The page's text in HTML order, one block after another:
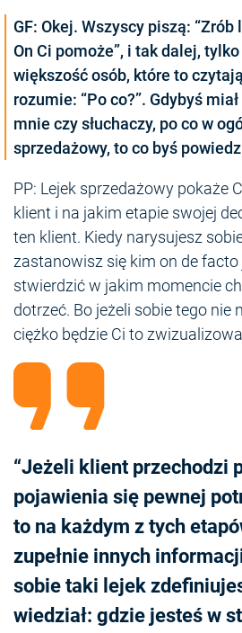
GF: Okej. Wszyscy piszą:
On Ci pomoże”, i tak dalej,
większość osób, które to
rozumie: “Po co?”. Gdybyś
mnie czy słuchaczy, po co w
sprzedażowy, to co byś
PP: Lejek sprzedażowy pokaże
klient i na jakim etapie swojej
ten klient. Kiedy narysujesz
zastanowisz się kim on de
stwierdzić w jakim momencie
dotrzeć. Bo jeżeli sobie tego nie
ciężko będzie Ci to
“Jeżeli klient przechodzi
pojawienia się pewnej
to na każdym z tych
zupełnie innych
sobie taki lejek
wiedział: gdzie jesteś w